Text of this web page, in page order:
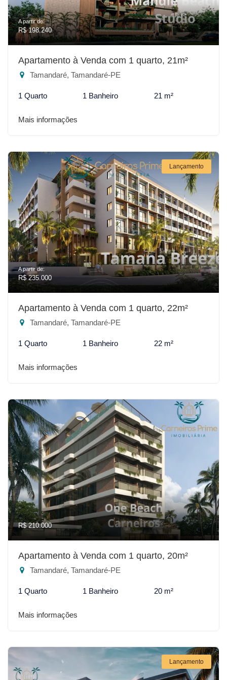
A partir de:
R$ 198.240
Apartamento à Venda com 1 quarto, 21m²
Tamandaré, Tamandaré-PE
1 Quarto 1 Banheiro 21 m²
Mais informações
Lançamento
A partir de:
R$ 235.000
Apartamento à Venda com 1 quarto, 22m²
Tamandaré, Tamandaré-PE
1 Quarto 1 Banheiro 22 m²
Mais informações
R$ 210.000
Apartamento à Venda com 1 quarto, 20m²
Tamandaré, Tamandaré-PE
1 Quarto 1 Banheiro 20 m²
Mais informações
Lançamento